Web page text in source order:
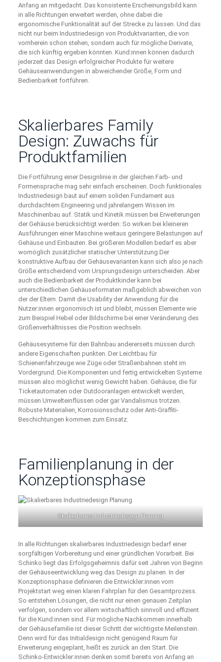
Anfang an mitgedacht. Das konsistente Erscheinungsbild kann
in alle Richtungen erweitert werden, ohne dabei die
ergonomische Funktionalität auf der Strecke zu lassen. Und das
nicht nur beim Industriedesign von Produktvarianten, die von
vornherein schon stehen, sondern auch für mögliche Derivate,
die sich künftig ergeben könnten. Kund:innen können dadurch
jederzeit das Design erfolgreicher Produkte für weitere
Gehäuseanwendungen in abweichender Größe, Form und
Bedienbarkeit fortführen.
Skalierbares Family
Design: Zuwachs für
Produktfamilien
Die Fortführung einer Designlinie in der gleichen Farb- und
Formensprache mag sehr einfach erscheinen. Doch funktionales
Industriedesign baut auf einem soliden Fundament aus
durchdachtem Engineering und jahrelangem Wissen im
Maschinenbau auf. Statik und Kinetik müssen bei Erweiterungen
der Gehäuse berücksichtigt werden: So wirken bei kleineren
Ausführungen einer Maschine weitaus geringere Belastungen auf
Gehäuse und Einbauten. Bei größeren Modellen bedarf es aber
womöglich zusätzlicher statischer Unterstützung.Der
konstruktive Aufbau der Gehäusevarianten kann sich also je nach
Größe entscheidend vom Ursprungsdesign unterscheiden. Aber
auch die Bedienbarkeit der Produktkinder kann bei
unterschiedlichen Gehäuseformaten maßgeblich abweichen von
der der Eltern. Damit die Usability der Anwendung für die
Nutzer:innen ergonomisch ist und bleibt, müssen Elemente wie
zum Beispiel Hebel oder Bildschirme bei einer Veränderung des
Größenverhältnisses die Position wechseln.
Gehäusesysteme für den Bahnbau andererseits müssen durch
andere Eigenschaften punkten. Der Leichtbau für
Schienenfahrzeuge wie Züge oder Straßenbahnen steht im
Vordergrund. Die Komponenten und fertig entwickelten Systeme
müssen also möglichst wenig Gewicht haben. Gehäuse, die für
Ticketautomaten oder Outdooranlagen entwickelt werden,
müssen Umwelteinflüssen oder gar Vandalismus trotzen.
Robuste Materialien, Korrosionsschutz oder Anti-Graffiti-
Beschichtungen kommen zum Einsatz.
Familienplanung in der
Konzeptionsphase
Skalierbares Industriedesign Planung
In alle Richtungen skalierbares Industriedesign bedarf einer
sorgfältigen Vorbereitung und einer gründlichen Vorarbeit. Bei
Schinko liegt das Erfolgsgeheimnis dafür seit Jahren von Beginn
der Gehäuseentwicklung weg das Design zu planen. In der
Konzeptionsphase definieren die Entwickler:innen vom
Projektstart weg einen klaren Fahrplan für den Gesamtprozess.
So entstehen Lösungen, die nicht nur einen genauen Zeitplan
verfolgen, sondern vor allem wirtschaftlich sinnvoll und effizient
für die Kund:innen sind. Für mögliche Nachkommen innerhalb
der Gehäusefamilie ist dieser Schritt der wichtigste Meilenstein.
Denn wird für das Initialdesign nicht genügend Raum für
Erweiterung eingeplant, heißt es zurück an den Start. Die
Schinko-Entwickler:innen denken somit bereits von Anfang an